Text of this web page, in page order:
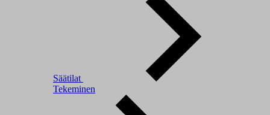
Säätilat
Tekeminen